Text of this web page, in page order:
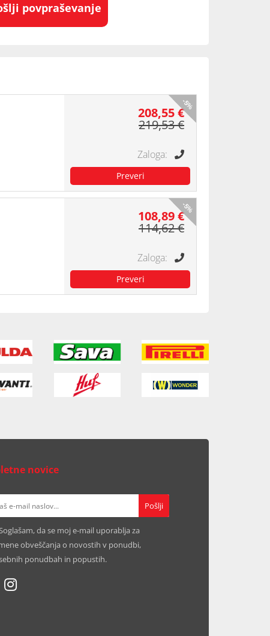
povpraševanje
-5%
208,55 €
219,53 €
-5%
108,89 €
114,62 €
novice
da se moj e-mail uporablja za
obveščanja o novostih v ponudbi,
ponudbah in popustih.